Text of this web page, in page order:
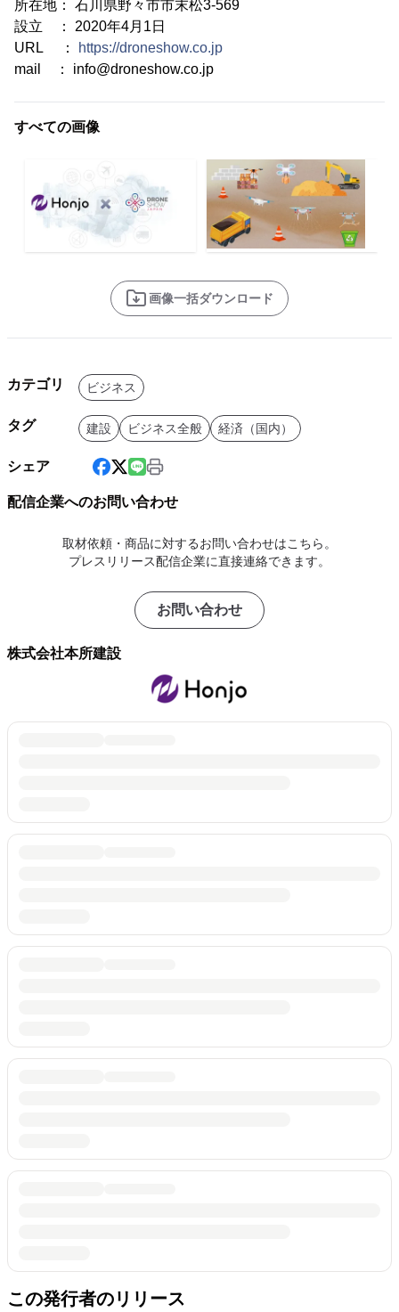
所在地： 石川県野々市市末松3-569
設立 ： 2020年4月1日
URL ：
https://droneshow.co.jp
mail ： info@droneshow.co.jp
すべての画像
画像一括ダウンロード
カテゴリ ビジネス
タグ 建設 ビジネス全般 経済（国内）
シェア
配信企業へのお問い合わせ
取材依頼・商品に対するお問い合わせはこちら。
プレスリリース配信企業に直接連絡できます。
お問い合わせ
株式会社本所建設
この発行者のリリース